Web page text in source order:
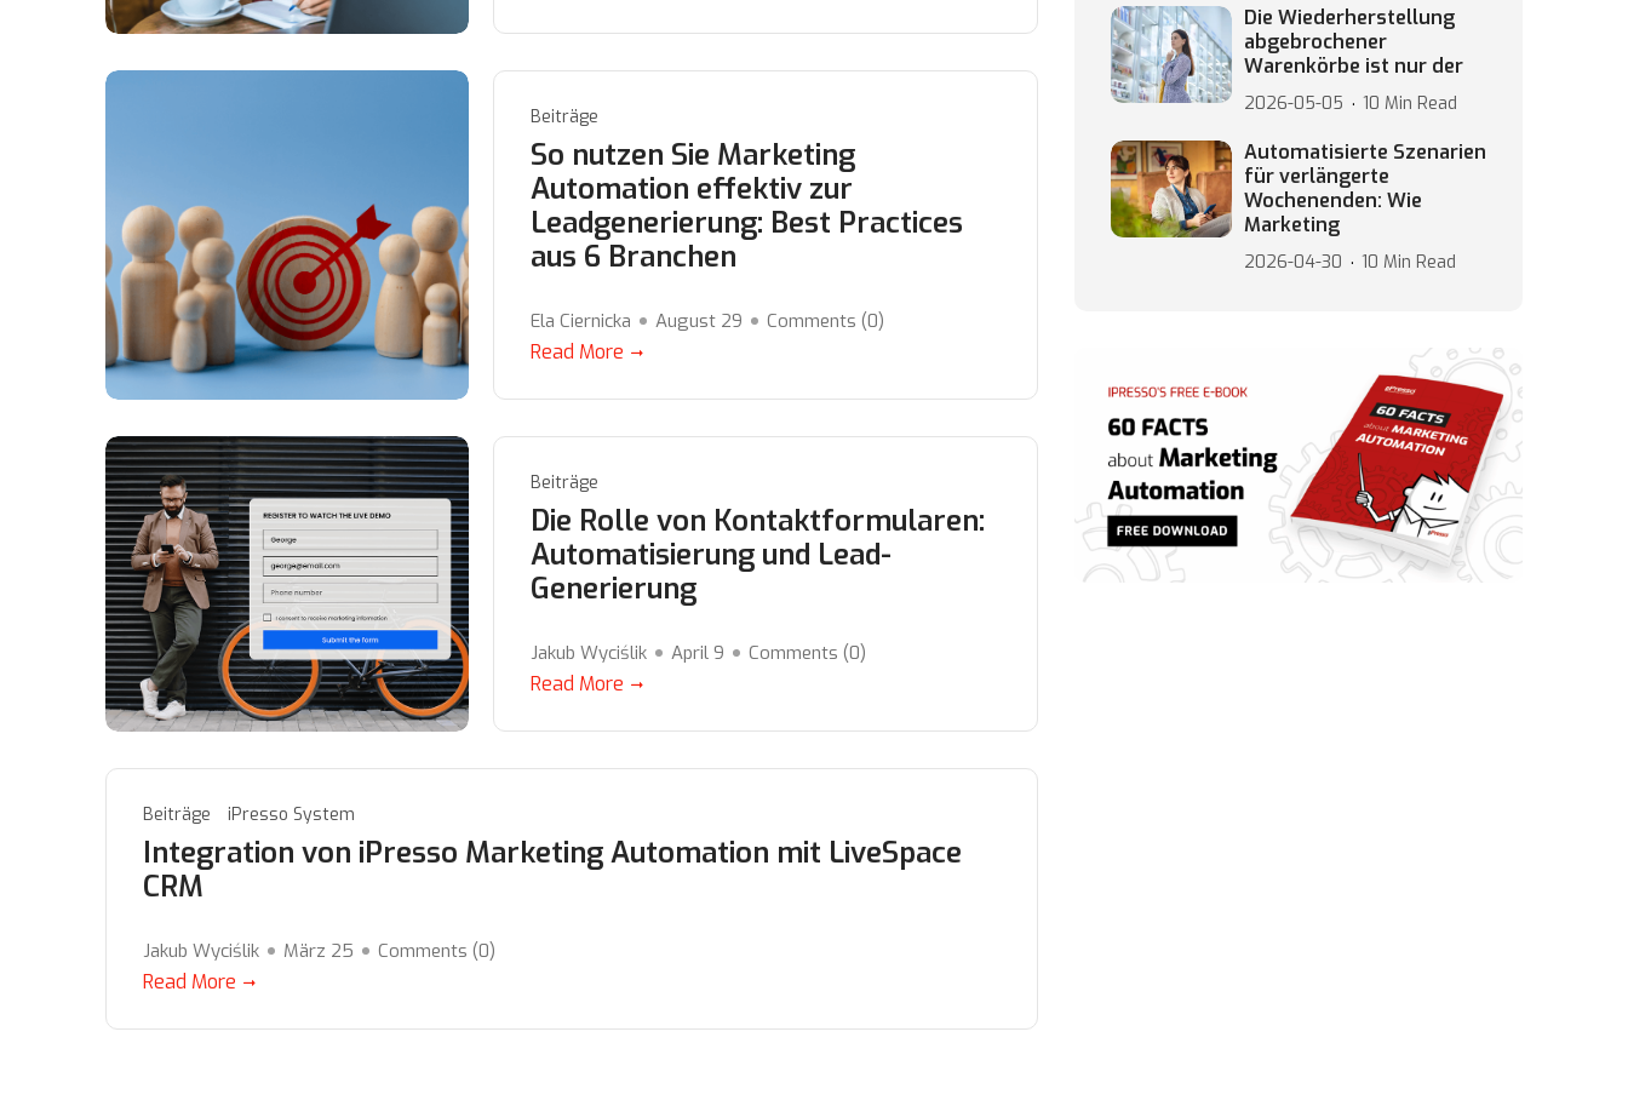
Beiträge
So nutzen Sie Marketing
Automation effektiv zur
Leadgenerierung: Best Practices
aus 6 Branchen
Ela Ciernicka August 29 Comments (0)
Read More
Beiträge
Die Rolle von Kontaktformularen:
Automatisierung und Lead-
Generierung
Jakub Wyciślik April 9 Comments (0)
Read More
Beiträge iPresso System
Integration von iPresso Marketing Automation mit LiveSpace
CRM
Jakub Wyciślik März 25 Comments (0)
Read More
Die Wiederherstellung
abgebrochener
Warenkörbe ist nur der
2026-05-05 10 Min Read
Automatisierte Szenarien
für verlängerte
Wochenenden: Wie
Marketing
2026-04-30 10 Min Read